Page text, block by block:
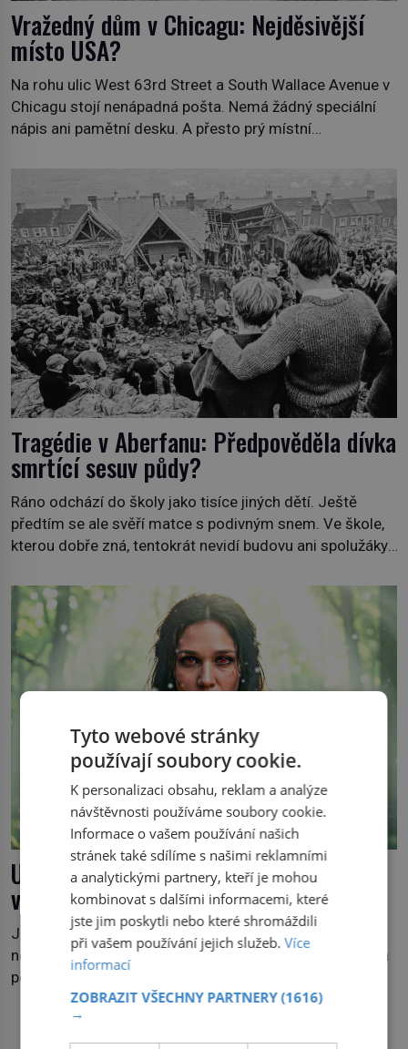
Vražedný dům v Chicagu: Nejděsivější
místo USA?
Na rohu ulic West 63rd Street a South Wallace Avenue v
Chicagu stojí nenápadná pošta. Nemá žádný speciální
nápis ani pamětní desku. A přesto prý místní
sídlil sériový vrah H. H. Holmes a také nejpropracovanější
past na lidi v dějinách americké kriminalistiky. Herman
Webster Mudgett (1861–1896) přijíždí […]
Tragédie v Aberfanu: Předpověděla dívka
smrtící sesuv půdy?
Ráno odchází do školy jako tisíce jiných dětí. Ještě
předtím se ale svěří matce s podivným snem. Ve škole,
kterou dobře zná, tentokrát nevidí budovu ani spolužáky.
později je mrtvá. Mohla devítiletá Zahlédla vlastní
osud? Dne 21. října 1966 se velšská vesnice Aberfan […]
Upírka z Dunaje: Žena, která chodila po
vodě
Je pozdní noc a po hladině Dunaje kráčí žena. Neklesá,
nezanechává vlny a pohybuje se tiše, jako by černá voda
pod ní byla dlažbou. Muž, který ji z břehu pozoruje, ji
údajně poznává, jenže Ruža Vlajna má být v tu chvíli
mrtvá celé století. Vesnice Kisiljevo v severovýchodním
Srbsku má s upíry nevyřízené účty. […]
Tyto webové stránky
používají soubory cookie.
K personalizaci obsahu, reklam a analýze
návštěvnosti používáme soubory cookie.
Informace o vašem používání našich
stránek také sdílíme s našimi reklamními
a analytickými partnery, kteří je mohou
kombinovat s dalšími informacemi, které
jste jim poskytli nebo které shromáždili
při vašem používání jejich služeb.Více
informací
ZOBRAZIT VŠECHNY PARTNERY(1616)
→